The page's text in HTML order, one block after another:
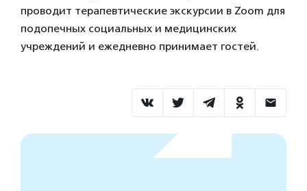
проводит терапевтические экскурсии в Zoom для
подопечных социальных и медицинских
учреждений и ежедневно принимает гостей.